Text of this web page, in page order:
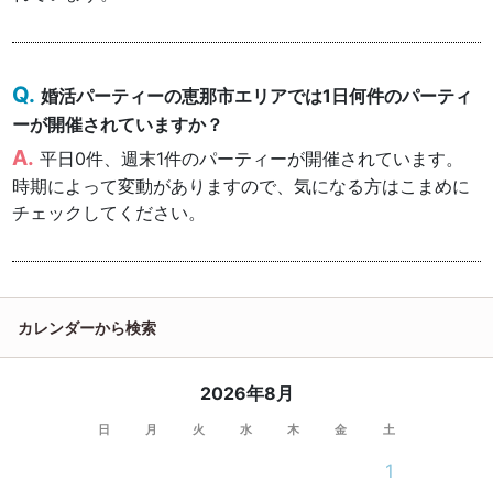
婚活パーティーの恵那市エリアでは1日何件のパーティ
ーが開催されていますか？
平日0件、週末1件のパーティーが開催されています。
時期によって変動がありますので、気になる方はこまめに
チェックしてください。
カレンダーから検索
2026年8月
日 月 火 水 木 金 土
1